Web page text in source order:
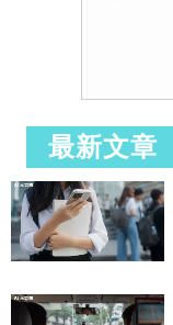
最新文章